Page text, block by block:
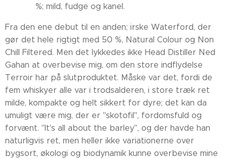
%; mild, fudge og kanel.
Fra den ene debut til en anden; irske Waterford, der
gør det hele rigtigt med 50 %, Natural Colour og Non
Chill Filtered. Men det lykkedes ikke Head Distiller Ned
Gahan at overbevise mig, om den store indflydelse
Terroir har på slutproduktet. Måske var det, fordi de
fem whiskyer alle var i trodsalderen, i store træk ret
milde, kompakte og helt sikkert for dyre; det kan da
umuligt være mig, der er "skotofil", fordomsfuld og
forvænt. "It's all about the barley", og der havde han
naturligvis ret, men heller ikke variationerne over
bygsort, økologi og biodynamik kunne overbevise mine